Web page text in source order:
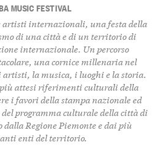
MUSIC FESTIVAL
artisti internazionali, una festa della
di una città e di un territorio di
internazionale. Un percorso
una cornice millenaria nel
la musica, i luoghi e la storia.
attesi riferimenti culturali della
i favori della stampa nazionale ed
programma culturale della città di
dalla Regione Piemonte e dai più
enti del territorio.